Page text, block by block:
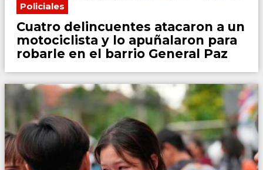
Policiales
Cuatro delincuentes atacaron a un
motociclista y lo apuñalaron para
robarle en el barrio General Paz